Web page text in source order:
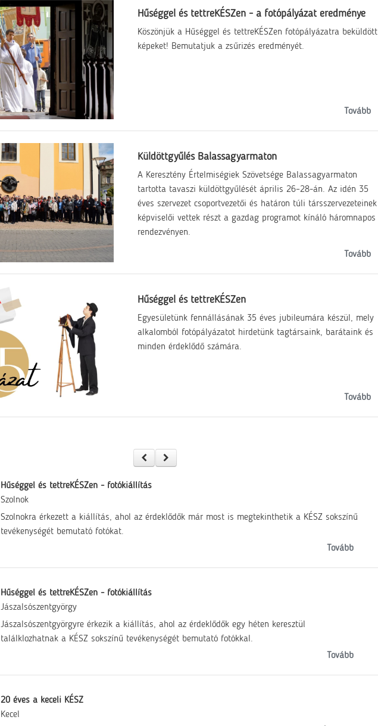
Hűséggel és tettreKÉSZen - a fotópályázat eredménye
Köszönjük a Hűséggel és tettreKÉSZen fotópályázatra beküldött
képeket! Bemutatjuk a zsűrizés eredményét.
Tovább
Küldöttgyűlés Balassagyarmaton
A Keresztény Értelmiségiek Szövetsége Balassagyarmaton
tartotta tavaszi küldöttgyűlését április 26–28-án. Az idén 35
éves szervezet csoportvezetői és határon túli társszervezeteinek
képviselői vettek részt a gazdag programot kínáló háromnapos
rendezvényen.
Tovább
Hűséggel és tettreKÉSZen
Egyesületünk fennállásának 35 éves jubileumára készül, mely
alkalomból fotópályázatot hirdetünk tagtársaink, barátaink és
minden érdeklődő számára.
Tovább
Hűséggel és tettreKÉSZen - fotókiállítás
Szolnok
Szolnokra érkezett a kiállítás, ahol az érdeklődők már most is megtekinthetik a KÉSZ sokszínű
tevékenységét bemutató fotókat.
Tovább
Hűséggel és tettreKÉSZen - fotókiállítás
Jászalsószentgyörgy
Jászalsószentgyörgyre érkezik a kiállítás, ahol az érdeklődők egy héten keresztül
találklozhatnak a KÉSZ sokszínű tevékenységét bemutató fotókkal.
Tovább
20 éves a keceli KÉSZ
Kecel